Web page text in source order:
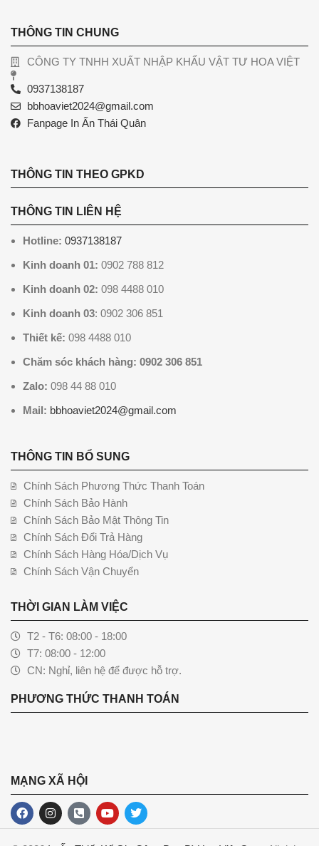
THÔNG TIN CHUNG
CÔNG TY TNHH XUẤT NHẬP KHẨU VẬT TƯ HOA VIỆT
0937138187
bbhoaviet2024@gmail.com
Fanpage In Ấn Thái Quân
THÔNG TIN THEO GPKD
THÔNG TIN LIÊN HỆ
Hotline: 0937138187
Kinh doanh 01: 0902 788 812
Kinh doanh 02: 098 4488 010
Kinh doanh 03: 0902 306 851
Thiết kế: 098 4488 010
Chăm sóc khách hàng: 0902 306 851
Zalo: 098 44 88 010
Mail: bbhoaviet2024@gmail.com
THÔNG TIN BỔ SUNG
Chính Sách Phương Thức Thanh Toán
Chính Sách Bảo Hành
Chính Sách Bảo Mật Thông Tin
Chính Sách Đổi Trả Hàng
Chính Sách Hàng Hóa/Dịch Vụ
Chính Sách Vận Chuyển
THỜI GIAN LÀM VIỆC
T2 - T6: 08:00 - 18:00
T7: 08:00 - 12:00
CN: Nghỉ, liên hệ để được hỗ trợ.
PHƯƠNG THỨC THANH TOÁN
MẠNG XÃ HỘI